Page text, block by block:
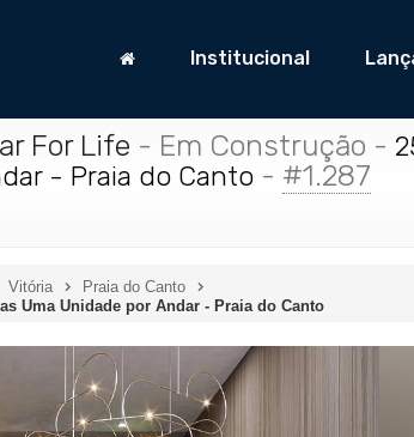
Institucional
For Life - Em Construção -
- Praia do Canto - #1.287
Vitória
Praia do Canto
Uma Unidade por Andar - Praia do Canto